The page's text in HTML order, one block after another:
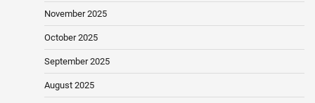
November 2025
October 2025
September 2025
August 2025